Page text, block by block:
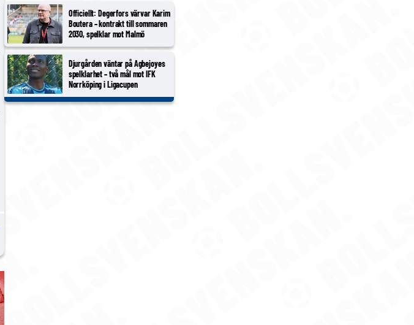
Officiellt: Degerfors värvar Karim
Boutera – kontrakt till sommaren
2030, spelklar mot Malmö
Djurgården väntar på Agbejoyes
spelklarhet – två mål mot IFK
Norrköping i Ligacupen